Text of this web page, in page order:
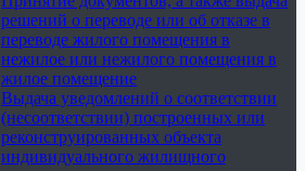
решений о переводе или об отказе в
переводе жилого помещения в
нежилое или нежилого помещения в
жилое помещение
Выдача уведомлений о соответствии
(несоответствии) построенных или
реконструированных объекта
индивидуального жилищного